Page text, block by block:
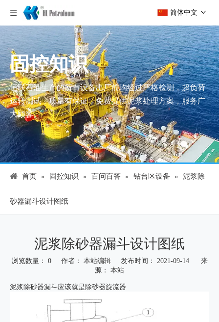
简体中文
固控知识
恒联石油生产的所有设备出厂前均经过严格检测，超负荷
运转测试，质量有保证，免费提供泥浆处理方案，服务广
大顾客。
首页 » 固控知识 » 百问百答 » 钻台区设备 » 泥浆除
砂器漏斗设计图纸
泥浆除砂器漏斗设计图纸
浏览数量： 0作者： 本站编辑 发布时间： 2021-09-14 来
源： 本站
["wechat","weibo","qzone","douban","email"]
泥浆除砂器漏斗应该就是除砂器旋流器